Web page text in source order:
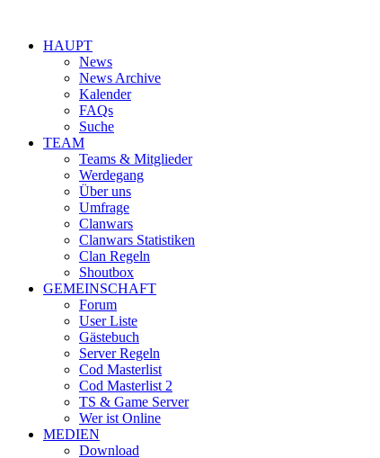
HAUPT
News
News Archive
Kalender
FAQs
Suche
TEAM
Teams & Mitglieder
Werdegang
Über uns
Umfrage
Clanwars
Clanwars Statistiken
Clan Regeln
Shoutbox
GEMEINSCHAFT
Forum
User Liste
Gästebuch
Server Regeln
Cod Masterlist
Cod Masterlist 2
TS & Game Server
Wer ist Online
MEDIEN
Download